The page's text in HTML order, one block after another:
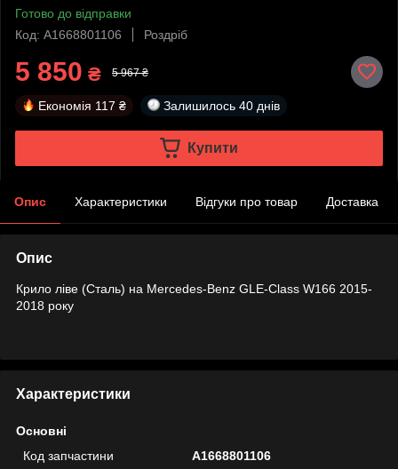
Готово до відправки
Код: A1668801106
Роздріб
5 850 ₴ 5 967 ₴
Економія 117 ₴ Залишилось 40 днів
Купити
Опис Характеристики Відгуки про товар Доставка
Опис
Крило ліве (Сталь) на Mercedes-Benz GLE-Class W166 2015-
2018 року
Характеристики
Основні
Код запчастини
A1668801106